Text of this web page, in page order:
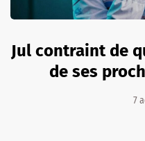
Jul contraint de
de ses
7